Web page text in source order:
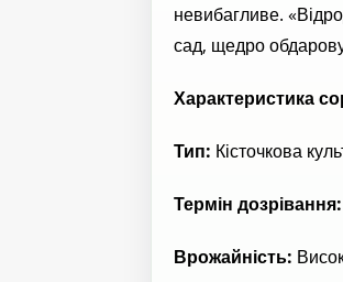
невибагливе.
сад, щедро
Характеристика
Тип: Кісточкова
Термін дозрівання:
Врожайність: